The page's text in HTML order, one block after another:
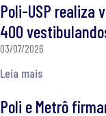
Poli-USP realiza
400
03/07/2026
Leia mais
Poli e Metrô